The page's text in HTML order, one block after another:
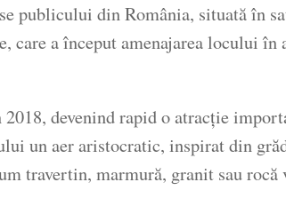
publicului din România, situată în
a început amenajarea locului în
devenind rapid o atracție
un aer aristocratic, inspirat din
travertin, marmură, granit sau rocă